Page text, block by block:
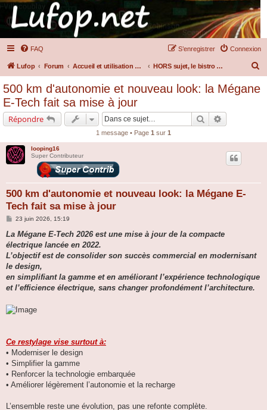
FAQ Connexion
S’enregistrer
Lufop Forum Accueil et utilisation du forum HORS sujet, le bistro chez Lulu !!
500 km d'autonomie et nouveau look: la Mégane
E-Tech fait sa mise à jour
Répondre Rechercher
1 message • Page 1 sur 1
looping16
Super Contributeur
500 km d'autonomie et nouveau look: la Mégane E-
Tech fait sa mise à jour
M
s
a
g
23 juin 2026, 15:19
La Mégane E-Tech 2026 est une mise à jour de la compacte
électrique lancée en 2022.
L’objectif est de consolider son succès commercial en modernisant
le design,
en simplifiant la gamme et en améliorant l’expérience technologique
et l’efficience électrique, sans changer profondément l’architecture.
Ce restylage vise surtout à:
• Moderniser le design
• Simplifier la gamme
• Renforcer la technologie embarquée
• Améliorer légèrement l’autonomie et la recharge
L’ensemble reste une évolution, pas une refonte complète.